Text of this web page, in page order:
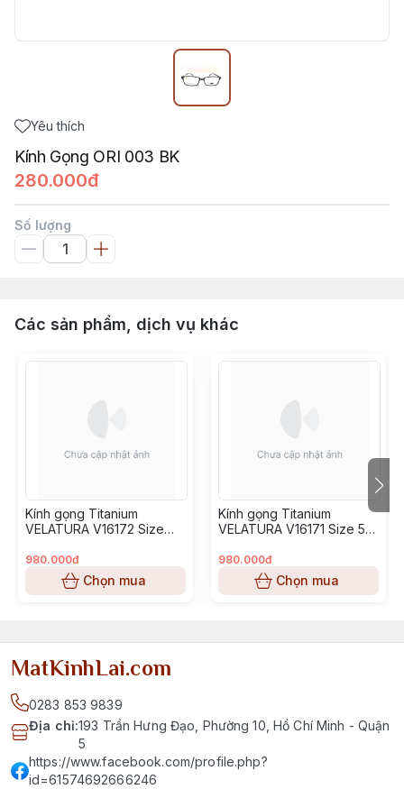
Yêu thích
Kính Gọng ORI 003 BK
280.000đ
Số lượng
Các sản phẩm, dịch vụ khác
Kính gọng Titanium
VELATURA V16172 Size
980.000đ
Chọn mua
Kính gọng Titanium
VELATURA V16171 Size 53-
980.000đ
Chọn mua
MatKinhLai.com
0283 853 9839
Địa chỉ:193 Trần Hưng Đạo, Phường 10, Hồ Chí Minh - Quận
5
https://www.facebook.com/profile.php?
id=61574692666246